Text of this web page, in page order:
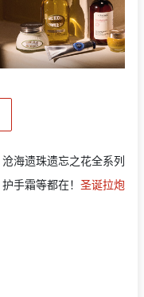
沧海遗珠遗忘之花全系列
手霜等都在！ 圣诞拉炮